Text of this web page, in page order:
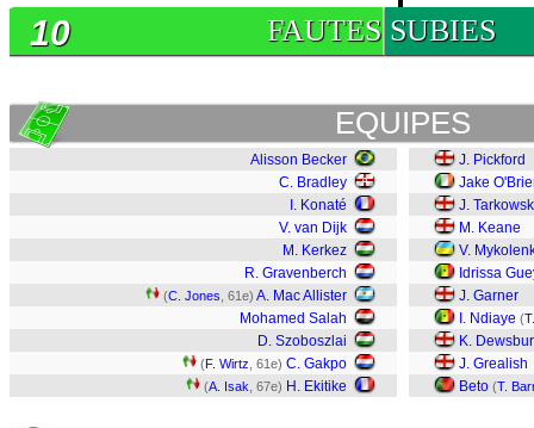
FAUTES SUBIES
10
EQUIPES
Alisson Becker
C. Bradley
I. Konaté
V. van Dijk
M. Kerkez
R. Gravenberch
(C. Jones , 61e) A. Mac Allister
Mohamed Salah
D. Szoboszlai
(F. Wirtz , 61e) C. Gakpo
(A. Isak , 67e) H. Ekitike
J. Pickford
Jake
J.
M. Keane
V.
Idrissa
J. Garner
I. Ndiaye (
K.
J. Grealish
Beto (T.